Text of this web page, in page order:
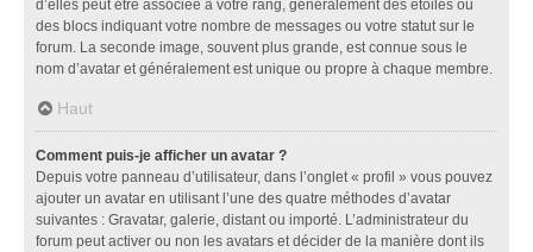
d’elles peut être associée à votre rang, généralement des étoiles ou
des blocs indiquant votre nombre de messages ou votre statut sur le
forum. La seconde image, souvent plus grande, est connue sous le
nom d’avatar et généralement est unique ou propre à chaque membre.
Haut
Comment puis-je afficher un avatar ?
Depuis votre panneau d’utilisateur, dans l’onglet « profil » vous pouvez
ajouter un avatar en utilisant l’une des quatre méthodes d’avatar
suivantes : Gravatar, galerie, distant ou importé. L’administrateur du
forum peut activer ou non les avatars et décider de la manière dont ils